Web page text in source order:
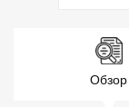
Обзор